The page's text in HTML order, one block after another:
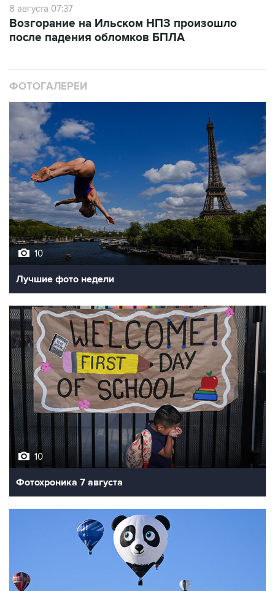
8 августа 07:37
Возгорание на Ильском НПЗ произошло
после падения обломков БПЛА
ФОТОГАЛЕРЕИ
10
Лучшие фото недели
10
Фотохроника 7 августа